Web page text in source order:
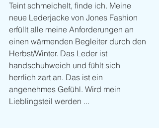
Teint schmeichelt, finde ich. Meine
neue Lederjacke von Jones Fashion
erfüllt alle meine Anforderungen an
einen wärmenden Begleiter durch den
Herbst/Winter. Das Leder ist
handschuhweich und fühlt sich
herrlich zart an. Das ist ein
angenehmes Gefühl. Wird mein
Lieblingsteil werden ...